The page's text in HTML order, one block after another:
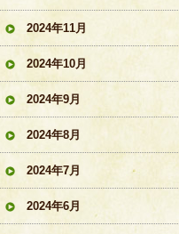
2024年11月
2024年10月
2024年9月
2024年8月
2024年7月
2024年6月